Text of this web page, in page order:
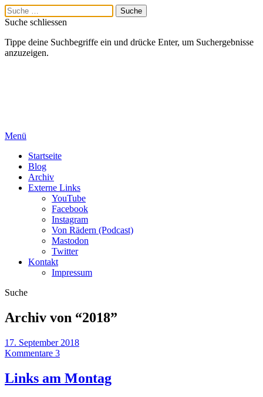
Suche schliessen
Tippe deine Suchbegriffe ein und drücke Enter, um Suchergebnisse
anzuzeigen.
Menü
Startseite
Blog
Archiv
Externe Links
YouTube
Facebook
Instagram
Von Rädern (Podcast)
Mastodon
Twitter
Kontakt
Impressum
Suche
Archiv von “2018”
17. September 2018
Kommentare 3
Links am Montag